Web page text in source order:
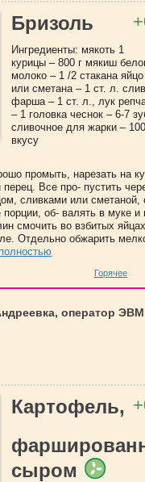
Бризоль
Ингредиенты: мякоть 1
курицы – 800 г мякиш
молоко – 1 /2 стакана
или сметана – 1 ст. л.
фарша – 1 ст. л., лук
– 1 головка чеснок – 6-7
сливочное для жарки –
вкусу
промыть, нарезать на
Все про- пустить
сливками или сметаной,
об- валять в муке и
смочить во взбитых
Отдельно обжарить
Горячее
оператор ЭВМ
Картофель,
сыром